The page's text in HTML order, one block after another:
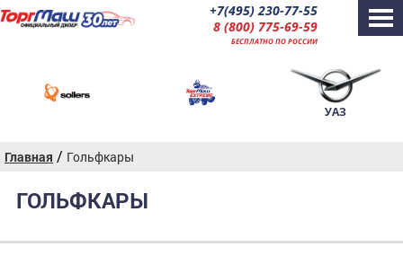
+7(495) 230-77-55
8 (800) 775-69-59
БЕСПЛАТНО ПО РОССИИ
УАЗ
Главная / Гольфкары
ГОЛЬФКАРЫ